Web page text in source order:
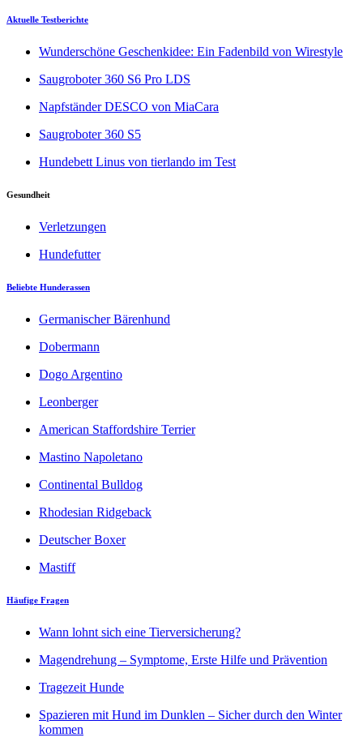
Aktuelle Testberichte
Wunderschöne Geschenkidee: Ein Fadenbild von Wirestyle
Saugroboter 360 S6 Pro LDS
Napfständer DESCO von MiaCara
Saugroboter 360 S5
Hundebett Linus von tierlando im Test
Gesundheit
Verletzungen
Hundefutter
Beliebte Hunderassen
Germanischer Bärenhund
Dobermann
Dogo Argentino
Leonberger
American Staffordshire Terrier
Mastino Napoletano
Continental Bulldog
Rhodesian Ridgeback
Deutscher Boxer
Mastiff
Häufige Fragen
Wann lohnt sich eine Tierversicherung?
Magendrehung – Symptome, Erste Hilfe und Prävention
Tragezeit Hunde
Spazieren mit Hund im Dunklen – Sicher durch den Winter
kommen